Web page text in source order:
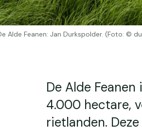
Alde Feanen: Jan Durkspolder. (Foto: ©
De Alde
4.000 hectare,
rietlanden.